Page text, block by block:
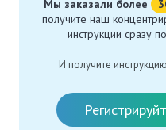
Мы заказали более
получите наш
инструкции сразу
И получите